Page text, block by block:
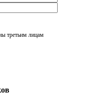
третьим лицам